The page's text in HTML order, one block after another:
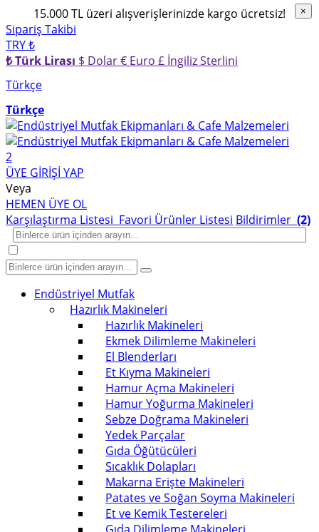
15.000 TL üzeri alışverişlerinizde kargo ücretsiz!
Sipariş Takibi
TRY ₺
₺ Türk Lirası $ Dolar€ Euro £ İngiliz Sterlini
Türkçe
Türkçe
2
ÜYE GİRİŞİ YAP
Veya
HEMEN ÜYE OL
Karşılaştırma Listesi Favori Ürünler Listesi Bildirimler (2)
Endüstriyel Mutfak
Hazırlık Makineleri
Hazırlık Makineleri
Ekmek Dilimleme Makineleri
El Blenderları
Et Kıyma Makineleri
Hamur Açma Makineleri
Hamur Yoğurma Makineleri
Sebze Doğrama Makineleri
Yedek Parçalar
Gıda Öğütücüleri
Sıcaklık Dolapları
Makarna Erişte Makineleri
Patates ve Soğan Soyma Makineleri
Et ve Kemik Testereleri
×
×